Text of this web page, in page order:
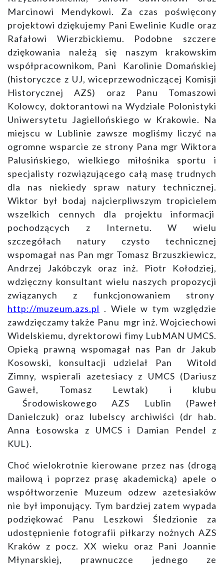
Marcinowi Mendykowi. Za czas poświęcony
projektowi dziękujemy Pani Ewelinie Kudle oraz
Rafałowi Wierzbickiemu. Podobne szczere
dziękowania należą się naszym krakowskim
współpracownikom, Pani Karolinie Domańskiej
(historyczce z UJ, wiceprzewodniczącej Komisji
Historycznej AZS) oraz Panu Tomaszowi
Kolowcy, doktorantowi na Wydziale Polonistyki
Uniwersytetu Jagiellońskiego w Krakowie. Na
miejscu w Lublinie zawsze mogliśmy liczyć na
ogromne wsparcie ze strony Pana mgr Wiktora
Palusińskiego, wielkiego miłośnika sportu i
specjalisty rozwiązującego całą masę trudnych
dla nas niekiedy spraw natury technicznej.
Wiktor był bodaj najcierpliwszym tropicielem
wszelkich cennych dla projektu informacji
pochodzących z Internetu. W wielu
szczegółach natury czysto technicznej
wspomagał nas Pan mgr Tomasz Brzuszkiewicz,
Andrzej Jakóbczyk oraz inż. Piotr Kołodziej,
wdzięczny konsultant wielu naszych propozycji
związanych z funkcjonowaniem strony
http://muzeum.azs.pl . Wiele w tym względzie
zawdzięczamy także Panu mgr inż. Wojciechowi
Widelskiemu, dyrektorowi fimy LubMAN UMCS.
Opieką prawną wspomagał nas Pan dr Jakub
Kosowski, konsultacji udzielał Pan Witold
Zimny, wspierali azetesiacy z UMCS (Dariusz
Gaweł, Tomasz Lewtak) i klubu
Środowiskowego AZS Lublin (Paweł
Danielczuk) oraz lubelscy archiwiści (dr hab.
Anna Łosowska z UMCS i Damian Pendel z
KUL).
Choć wielokrotnie kierowane przez nas (drogą
mailową i poprzez prasę akademicką) apele o
współtworzenie Muzeum odzew azetesiaków
nie był imponujący. Tym bardziej zatem wypada
podziękować Panu Leszkowi Śledzionie za
udostępnienie fotografii piłkarzy nożnych AZS
Kraków z pocz. XX wieku oraz Pani Joannie
Młynarskiej, prawnuczce jednego ze